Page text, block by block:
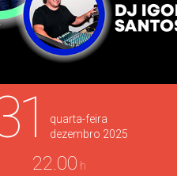
quarta-feira
dezembro 2025
22.00 h